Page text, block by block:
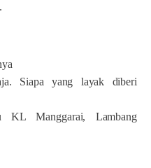
Siapa yang layak diberi
KL Manggarai, Lambang